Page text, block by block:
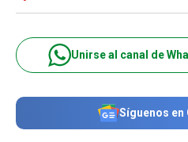
Unirse al canal de
Síguenos en